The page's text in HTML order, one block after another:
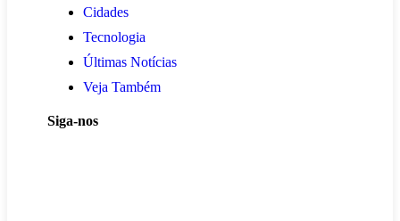
Cidades
Tecnologia
Últimas Notícias
Veja Também
Siga-nos